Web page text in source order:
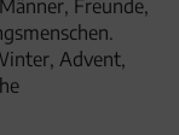
Freunde,
Advent,